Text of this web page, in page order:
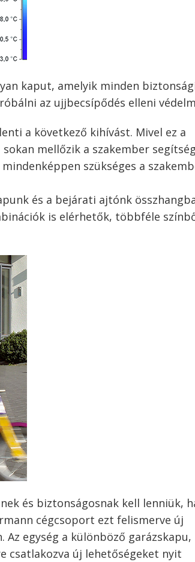
kaput, amelyik minden
az ujjbecsípődés elleni
a következő kihívást. Mivel ez a
mellőzik a szakember
szükséges a
és a bejárati ajtónk
is elérhetők, többféle
és biztonságosnak kell lenniük,
cégcsoport ezt felismerve új
egység a különböző garázskapu,
csatlakozva új lehetőségeket nyit